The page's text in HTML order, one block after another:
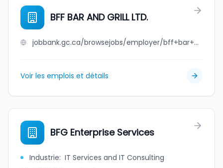
BFF BAR AND GRILL LTD.
jobbank.gc.ca/browsejobs/employer/bff+bar+and+grill+ltd./ca
Voir les emplois et détails
BFG Enterprise Services
Industrie: IT Services and IT Consulting